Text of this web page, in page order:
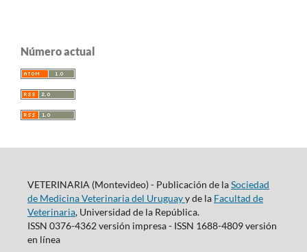
Número actual
VETERINARIA (Montevideo) - Publicación de laSociedad
de Medicina Veterinaria del Uruguayy de la Facultad de
Veterinaria, Universidad de la República.
ISSN 0376-4362 versión impresa - ISSN 1688-4809 versión
en línea